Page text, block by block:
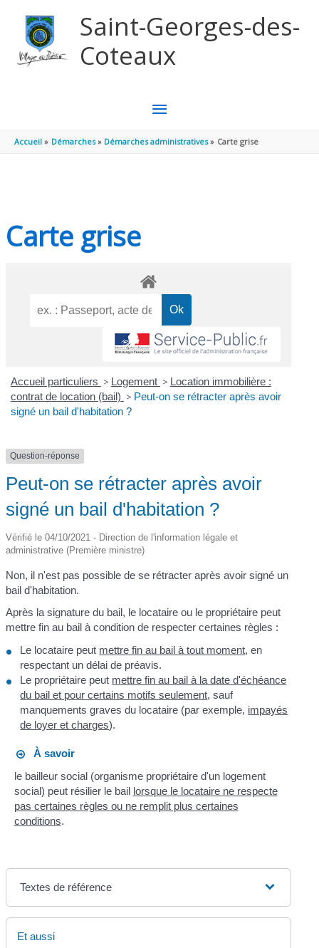
Saint-Georges-des-
Coteaux
MENU
PRINCIPAL
Accueil Démarches Démarches administratives Carte grise
Carte grise
Accueil particuliers > Logement > Location immobilière :
contrat de location (bail) > Peut-on se rétracter après avoir
signé un bail d'habitation ?
Question-réponse
Peut-on se rétracter après avoir
signé un bail d'habitation ?
Vérifié le 04/10/2021 - Direction de l'information légale et
administrative (Première ministre)
Non, il n'est pas possible de se rétracter après avoir signé un
bail d'habitation.
Après la signature du bail, le locataire ou le propriétaire peut
mettre fin au bail à condition de respecter certaines règles :
Le locataire peut mettre fin au bail à tout moment, en
respectant un délai de préavis.
Le propriétaire peut mettre fin au bail à la date d'échéance
du bail et pour certains motifs seulement, sauf
manquements graves du locataire (par exemple, impayés
de loyer et charges).
À savoir
le bailleur social (organisme propriétaire d'un logement
social) peut résilier le bail lorsque le locataire ne respecte
pas certaines règles ou ne remplit plus certaines
conditions.
Textes de référence
Et aussi